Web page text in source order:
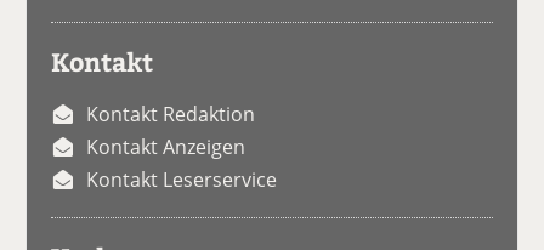
Kontakt
Kontakt Redaktion
Kontakt Anzeigen
Kontakt Leserservice